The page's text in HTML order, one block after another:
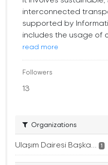
interconnected
supported by
includes the usage of
read more
Followers
13
Organizations
Ulaşım Dairesi Başka... 1